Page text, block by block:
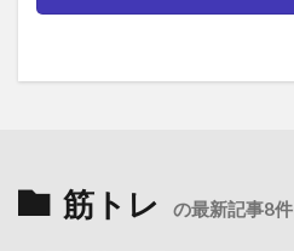
筋トレ の最新記事8件